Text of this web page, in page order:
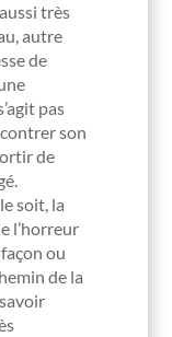
très
autre
de
pas
son
de
soit, la
l’horreur
ou
de la